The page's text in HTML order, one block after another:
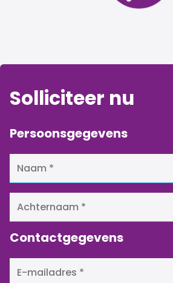
Solliciteer nu
Persoonsgegevens
Contactgegevens